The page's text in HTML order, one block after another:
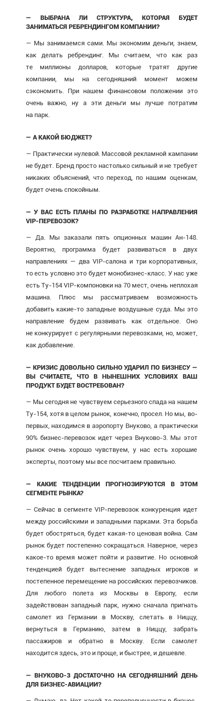
— ВЫБРАНА ЛИ СТРУКТУРА, КОТОРАЯ БУДЕТ
ЗАНИМАТЬСЯ РЕБРЕНДИНГОМ КОМПАНИИ?
— Мы занимаемся сами. Мы экономим деньги, знаем,
как делать ребрендинг. Мы считаем, что как раз
те миллионы долларов, которые тратят другие
компании, мы на сегодняшний момент можем
сэкономить. При нашем финансовом положении это
очень важно, ну а эти деньги мы лучше потратим
на парк.
— А КАКОЙ БЮДЖЕТ?
— Практически нулевой. Массовой рекламной кампании
не будет. Бренд просто настолько сильный и не требует
никаких объяснений, что переход, по нашим оценкам,
будет очень спокойным.
— У ВАС ЕСТЬ ПЛАНЫ ПО РАЗРАБОТКЕ НАПРАВЛЕНИЯ
VIP-ПЕРЕВОЗОК?
— Да. Мы заказали пять опционных машин Ан-148.
Вероятно, программа будет развиваться в двух
направлениях — два VIP-салона и три корпоративных,
то есть условно это будет монобизнес-класс. У нас уже
есть Ту-154 VIP-компоновки на 70 мест, очень неплохая
машина. Плюс мы рассматриваем возможность
добавить какие-то западные воздушные суда. Мы это
направление будем развивать как отдельное. Оно
не конкурирует с регулярными перевозками, но, может,
как добавление.
— КРИЗИС ДОВОЛЬНО СИЛЬНО УДАРИЛ ПО БИЗНЕСУ —
ВЫ СЧИТАЕТЕ, ЧТО В НЫНЕШНИХ УСЛОВИЯХ ВАШ
ПРОДУКТ БУДЕТ ВОСТРЕБОВАН?
— Мы сегодня не чувствуем серьезного спада на нашем
Ту-154, хотя в целом рынок, конечно, просел. Но мы, во-
первых, находимся в аэропорту Внуково, а практически
90% бизнес-перевозок идет через Внуково-3. Мы этот
рынок очень хорошо чувствуем, у нас есть хорошие
эксперты, поэтому мы все посчитаем правильно.
— КАКИЕ ТЕНДЕНЦИИ ПРОГНОЗИРУЮТСЯ В ЭТОМ
СЕГМЕНТЕ РЫНКА?
— Сейчас в сегменте VIP-перевозок конкуренция идет
между российскими и западными парками. Эта борьба
будет обостряться, будет какая-то ценовая война. Сам
рынок будет постепенно сокращаться. Наверное, через
какое-то время может пойти и развитие. Но основной
тенденцией будет вытеснение западных игроков и
постепенное перемещение на российских перевозчиков.
Для любого полета из Москвы в Европу, если
задействован западный парк, нужно сначала пригнать
самолет из Германии в Москву, слетать в Ниццу,
вернуться в Германию, затем в Ниццу, забрать
пассажиров и обратно в Москву. Если самолет
находится здесь, это и проще, и быстрее, и дешевле.
— ВНУКОВО-3 ДОСТАТОЧНО НА СЕГОДНЯШНИЙ ДЕНЬ
ДЛЯ БИЗНЕС-АВИАЦИИ?